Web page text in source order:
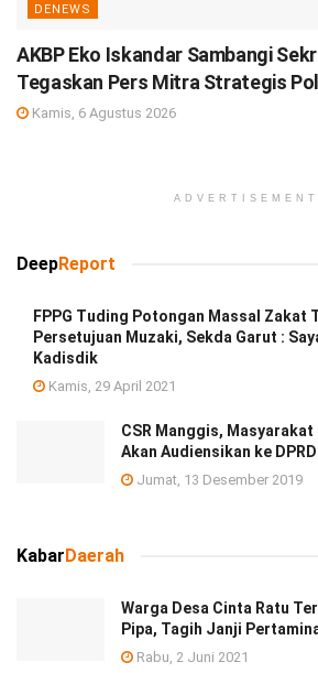
DENEWS
AKBP Eko Iskandar Sambangi
Tegaskan Pers Mitra Strategis
Kamis, 6 Agustus 2026
ADVERTISEMENT
DeepReport
FPPG Tuding Potongan Massal Zakat
Persetujuan Muzaki, Sekda Garut :
Kadisdik
Kamis, 29 April 2021
CSR Manggis,
Akan Audiensikan ke
Jumat, 13 Desember 2019
KabarDaerah
Warga Desa Cinta Ratu
Pipa, Tagih Janji
Rabu, 2 Juni 2021